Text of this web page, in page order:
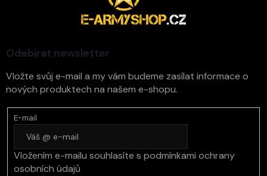
Odebírat newsletter
Vložte svůj e-mail a my vám budeme zasílat informace o
nových produktech na našem e-shopu.
E-mail
Vložením e-mailu souhlasíte s podmínkami ochrany
osobních údajů